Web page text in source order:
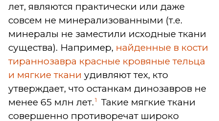
лет, являются практически или даже
совсем не минерализованными (т.е.
минералы не заместили исходные ткани
существа). Например, найденные в кости
тираннозавра красные кровяные тельца
и мягкие ткани удивляют тех, кто
утверждает, что останкам динозавров не
менее 65 млн лет. 1
Такие мягкие ткани
совершенно противоречат широко